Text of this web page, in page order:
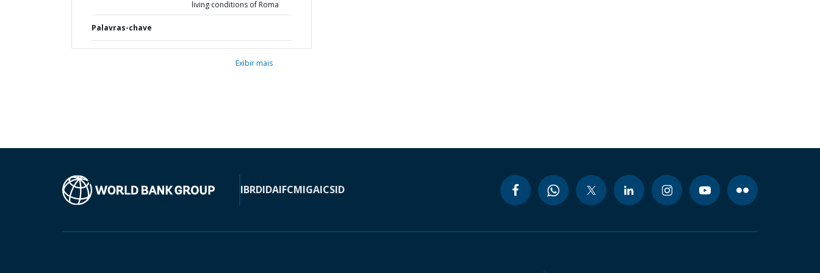
living conditions of Roma
Palavras-chave
Exibir mais
IBRDIDAIFCMIGAICSID